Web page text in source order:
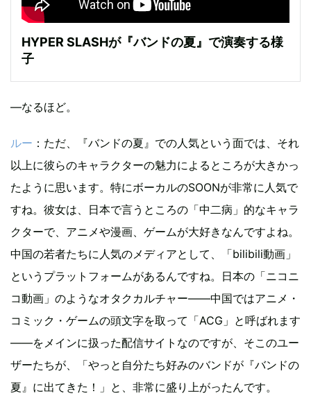
HYPER SLASHが『バンドの夏』で演奏する様
子
―なるほど。
ルー ：ただ、『バンドの夏』での人気という面では、それ
以上に彼らのキャラクターの魅力によるところが大きかっ
たように思います。特にボーカルのSOONが非常に人気で
すね。彼女は、日本で言うところの「中二病」的なキャラ
クターで、アニメや漫画、ゲームが大好きなんですよね。
中国の若者たちに人気のメディアとして、「bilibili動画」
というプラットフォームがあるんですね。日本の「ニコニ
コ動画」のようなオタクカルチャー――中国ではアニメ・
コミック・ゲームの頭文字を取って「ACG」と呼ばれます
――をメインに扱った配信サイトなのですが、そこのユー
ザーたちが、「やっと自分たち好みのバンドが『バンドの
夏』に出てきた！」と、非常に盛り上がったんです。